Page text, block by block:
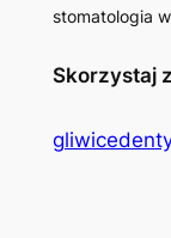
stomatologia
Skorzystaj